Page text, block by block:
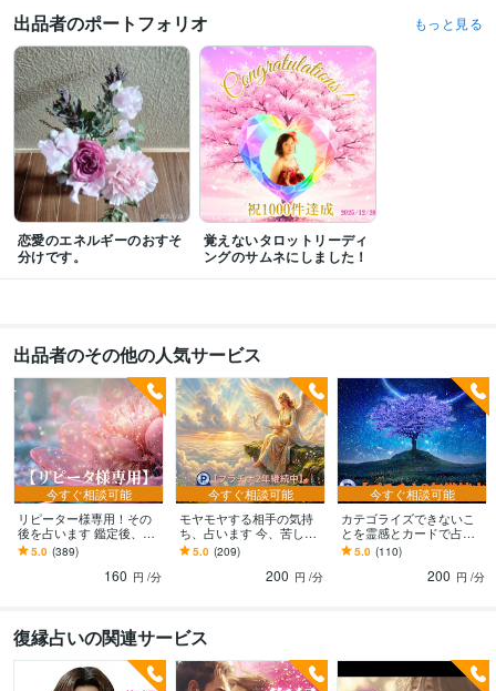
精神保健福祉士
保育士 取得年 : 2010年
社会福祉士 取得年 : 2011年
メンタルヘルスマネジメント検定 取得年 : 2017年
得意分野
占い 霊感タロット、オラクルカードなどの占い 現実的な相談、カウンセ
リング
学歴
愛知学院大学 1990年3月 ~ 1994年2月
出品者のポートフォリオ もっと見る
恋愛のエネルギーのおすそ
分けです。
覚えないタロットリーディ
ングのサムネにしました！
出品者のその他の人気サービス
今すぐ相談可能
リピーター様専用！その
後を占います 鑑定後、時
間の経過や状況の変化な
ど、ご相談に応じます。
5.0 (389)
160 円 /分
今すぐ相談可能
モヤモヤする相手の気持
ち、占います 今、苦しい
貴方のために、恋愛いろ
いろ受け付けます。
5.0 (209)
200 円 /分
今すぐ相談可能
カテゴライズできないこ
とを霊感とカードで占い
ます 何占いと言えない総
合的なことをご相談くだ
5.0 (110)
200 円 /分
復縁占いの関連サービス